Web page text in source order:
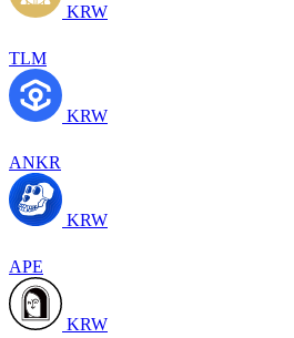
KRW
TLM
KRW
ANKR
KRW
APE
KRW